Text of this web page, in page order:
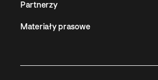
Partnerzy
Materiały prasowe